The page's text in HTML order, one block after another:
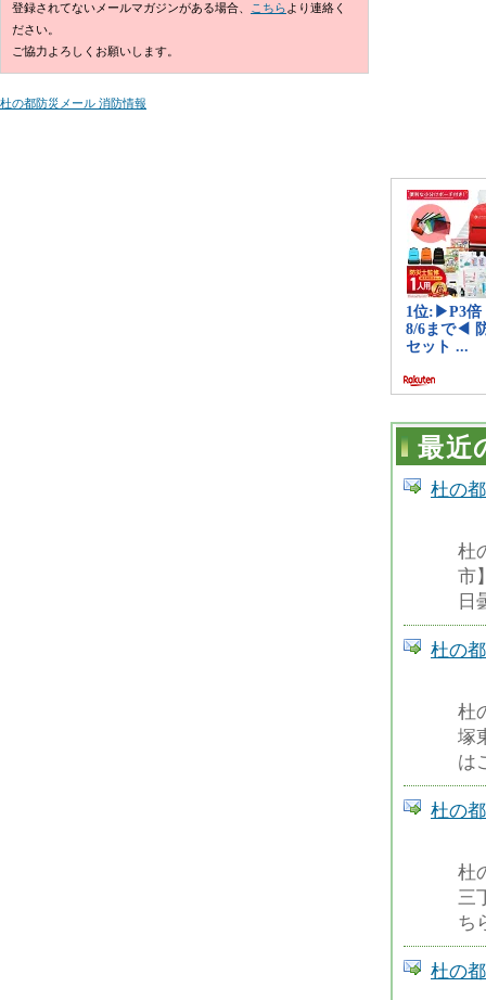
最近
杜の
杜
市
日
杜の
杜
塚
は
杜の
杜
三
ち
杜の
登録されてないメールマガジンがある場合、
こちら より連絡く
ださい。
ご協力よろしくお願いします。
杜の都防災メール 消防情報